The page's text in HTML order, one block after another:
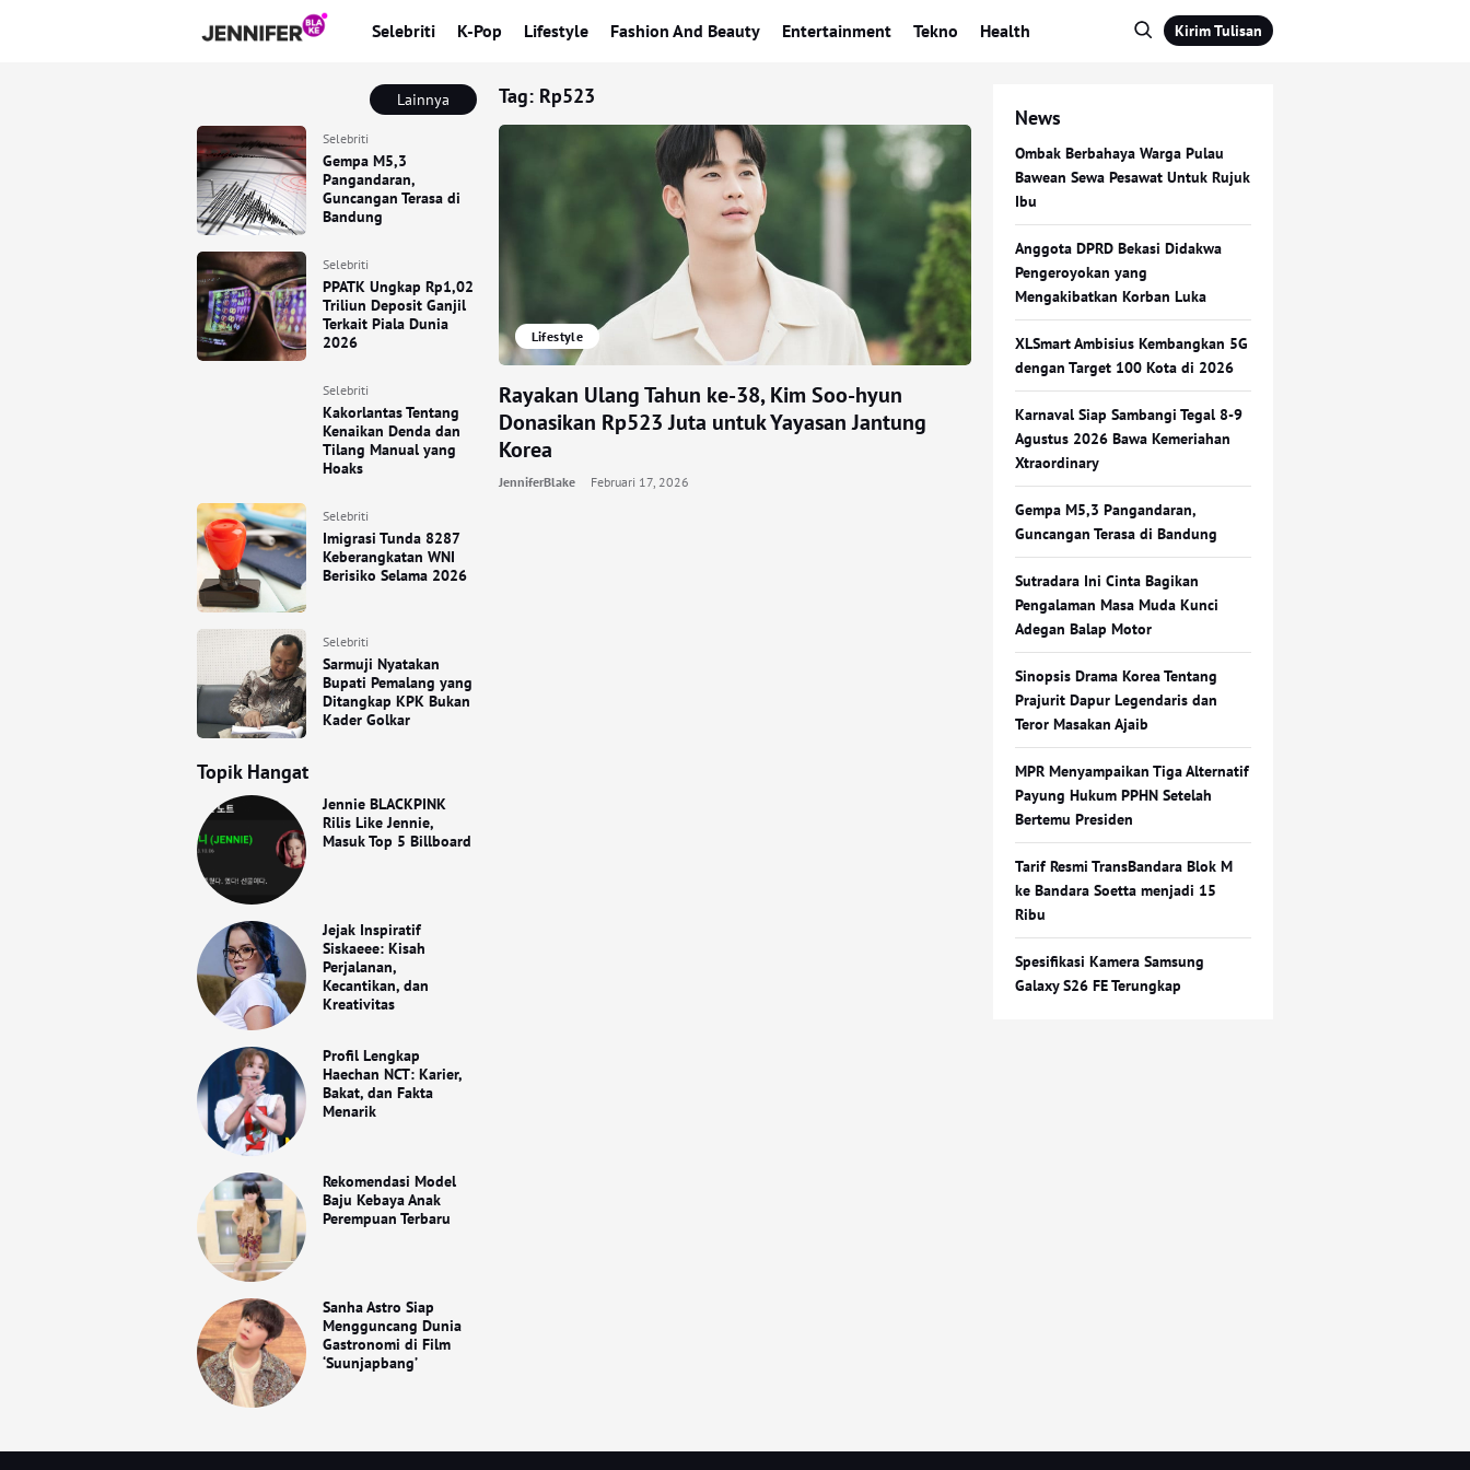
Selebriti K-Pop Lifestyle Fashion And Beauty Entertainment Tekno Health Kirim Tulisan
Lainnya
Selebriti
Gempa M5,3
Pangandaran,
Guncangan Terasa di
Bandung
Selebriti
PPATK Ungkap Rp1,02
Triliun Deposit Ganjil
Terkait Piala Dunia
2026
Selebriti
Kakorlantas Tentang
Kenaikan Denda dan
Tilang Manual yang
Hoaks
Selebriti
Imigrasi Tunda 8287
Keberangkatan WNI
Berisiko Selama 2026
Selebriti
Sarmuji Nyatakan
Bupati Pemalang yang
Ditangkap KPK Bukan
Kader Golkar
Topik Hangat
Jennie BLACKPINK
Rilis Like Jennie,
Masuk Top 5 Billboard
Jejak Inspiratif
Siskaeee: Kisah
Perjalanan,
Kecantikan, dan
Kreativitas
Profil Lengkap
Haechan NCT: Karier,
Bakat, dan Fakta
Menarik
Rekomendasi Model
Baju Kebaya Anak
Perempuan Terbaru
Sanha Astro Siap
Mengguncang Dunia
Gastronomi di Film
‘Suunjapbang’
Tag: Rp523
Lifestyle
Rayakan Ulang Tahun ke-38, Kim Soo-hyun
Donasikan Rp523 Juta untuk Yayasan Jantung
Korea
JenniferBlake Februari 17, 2026
News
Ombak Berbahaya Warga Pulau
Bawean Sewa Pesawat Untuk Rujuk
Ibu
Anggota DPRD Bekasi Didakwa
Pengeroyokan yang
Mengakibatkan Korban Luka
XLSmart Ambisius Kembangkan 5G
dengan Target 100 Kota di 2026
Karnaval Siap Sambangi Tegal 8-9
Agustus 2026 Bawa Kemeriahan
Xtraordinary
Gempa M5,3 Pangandaran,
Guncangan Terasa di Bandung
Sutradara Ini Cinta Bagikan
Pengalaman Masa Muda Kunci
Adegan Balap Motor
Sinopsis Drama Korea Tentang
Prajurit Dapur Legendaris dan
Teror Masakan Ajaib
MPR Menyampaikan Tiga Alternatif
Payung Hukum PPHN Setelah
Bertemu Presiden
Tarif Resmi TransBandara Blok M
ke Bandara Soetta menjadi 15
Ribu
Spesifikasi Kamera Samsung
Galaxy S26 FE Terungkap